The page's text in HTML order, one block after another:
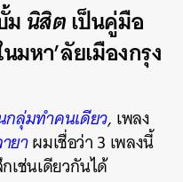
มนิสิตเป็นคู่มือ
มหา’ลัยเมืองกรุง
กลุ่มทำคนเดียว, เพลง
ยาผมเชื่อว่า 3 เพลงนี้
เช่นเดียวกันได้